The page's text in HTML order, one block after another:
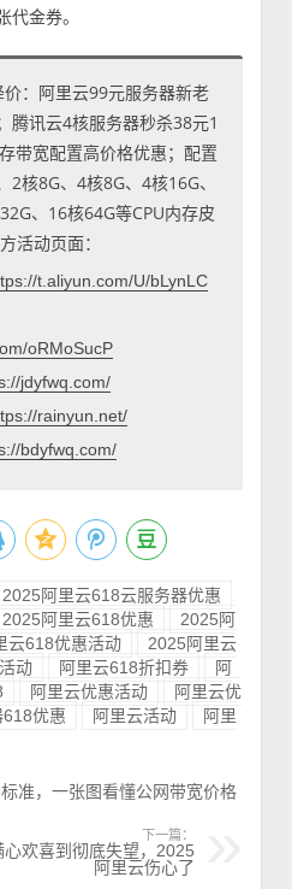
金券。
：阿里云99元服务器新老
腾讯云4核服务器秒杀38元1
带宽配置高价格优惠；配置
核8G、4核8G、4核16G、
、16核64G等CPU内存皮
活动页面：
t.aliyun.com/U/bLynLC
oRMoSucP
jdyfwq.com/
rainyun.net/
bdyfwq.com/
2025阿里云618云服务器优惠
2025阿里云618优惠
2025阿
云618优惠活动
2025阿里云
动 阿里云618折扣券
阿
阿里云优惠活动
阿里云优
618优惠 阿里云活动
阿里
准，一张图看懂公网带宽价格
下一篇：
欢喜到彻底失望，2025
阿里云伤心了